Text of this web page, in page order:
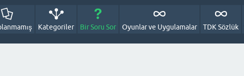
Kategoriler Bir Soru Sor Oyunlar ve Uygulamalar TDK Sözlük